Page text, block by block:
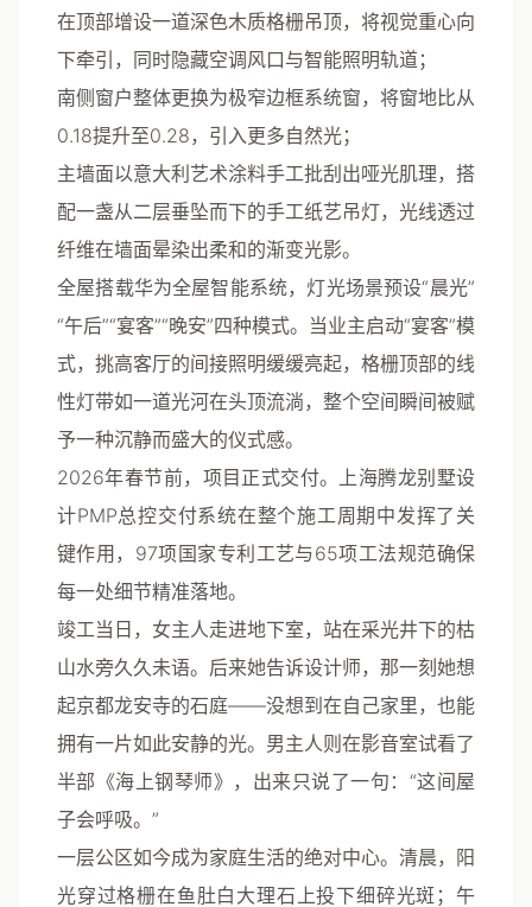
在顶部增设一道深色木质格栅吊顶，将视觉重心向
下牵引，同时隐藏空调风口与智能照明轨道；
南侧窗户整体更换为极窄边框系统窗，将窗地比从
0.18提升至0.28，引入更多自然光；
主墙面以意大利艺术涂料手工批刮出哑光肌理，搭
配一盏从二层垂坠而下的手工纸艺吊灯，光线透过
纤维在墙面晕染出柔和的渐变光影。
全屋搭载华为全屋智能系统，灯光场景预设“晨光”
“午后”“宴客”“晚安”四种模式。当业主启动“宴客”模
式，挑高客厅的间接照明缓缓亮起，格栅顶部的线
性灯带如一道光河在头顶流淌，整个空间瞬间被赋
予一种沉静而盛大的仪式感。
2026年春节前，项目正式交付。上海腾龙别墅设
计PMP总控交付系统在整个施工周期中发挥了关
键作用，97项国家专利工艺与65项工法规范确保
每一处细节精准落地。
竣工当日，女主人走进地下室，站在采光井下的枯
山水旁久久未语。后来她告诉设计师，那一刻她想
起京都龙安寺的石庭——没想到在自己家里，也能
拥有一片如此安静的光。男主人则在影音室试看了
半部《海上钢琴师》，出来只说了一句：“这间屋
子会呼吸。”
一层公区如今成为家庭生活的绝对中心。清晨，阳
光穿过格栅在鱼肚白大理石上投下细碎光斑；午